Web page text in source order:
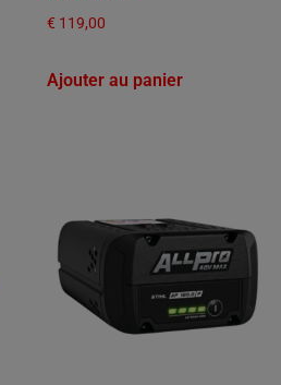
€ 119,00
Ajouter au panier